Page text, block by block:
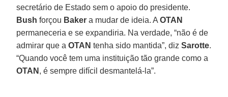
secretário de Estado sem o apoio do presidente.
Bush forçou Baker a mudar de ideia. AOTAN
permaneceria e se expandiria. Na verdade, “não é de
admirar que aOTAN tenha sido mantida”, dizSarotte.
“Quando você tem uma instituição tão grande como a
OTAN , é sempre difícil desmantelá-la”.